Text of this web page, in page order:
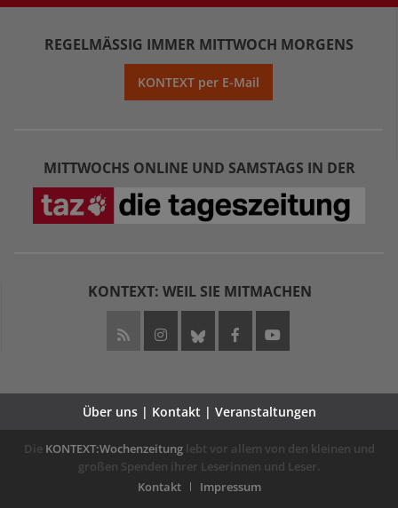
REGELMÄSSIG IMMER MITTWOCH MORGENS
KONTEXT per E-Mail
MITTWOCHS ONLINE UND SAMSTAGS IN DER
KONTEXT: WEIL SIE MITMACHEN
Über uns | Kontakt | Veranstaltungen
Die KONTEXT:Wochenzeitunglebt vor allem von den kleinen und
großen Spenden ihrer Leserinnen und Leser.
Kontakt
Impressum